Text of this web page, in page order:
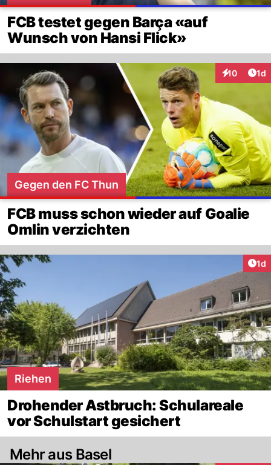
FCB testet gegen Barça «auf
Wunsch von Hansi Flick»
10 1d
Gegen den FC Thun
FCB muss schon wieder auf Goalie
Omlin verzichten
1d
Riehen
Drohender Astbruch: Schulareale
vor Schulstart gesichert
Mehr aus Basel